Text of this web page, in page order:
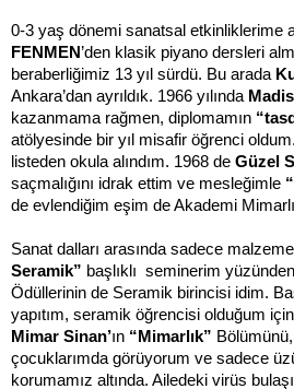
0-3 yaş dönemi sanatsal etkinliklerime
FENMEN ’den klasik piyano dersleri
beraberliğimiz 13 yıl sürdü. Bu arada
Ankara’dan ayrıldık. 1966 yılında
kazanmama rağmen, diplomamın
atölyesinde bir yıl misafir öğrenci
listeden okula alındım. 1968 deGüzel
saçmalığını idrak ettim ve mesleğimle
de evlendiğim eşim de Akademi
Sanat dalları arasında sadece
Seramik” başlıklı seminerim
Ödüllerinin de Seramik birincisi idim.
yapıtım, seramik öğrencisi olduğum için
Mimar Sinan’ın “Mimarlık”
çocuklarımda görüyorum ve sadece
korumamız altında. Ailedeki virüs